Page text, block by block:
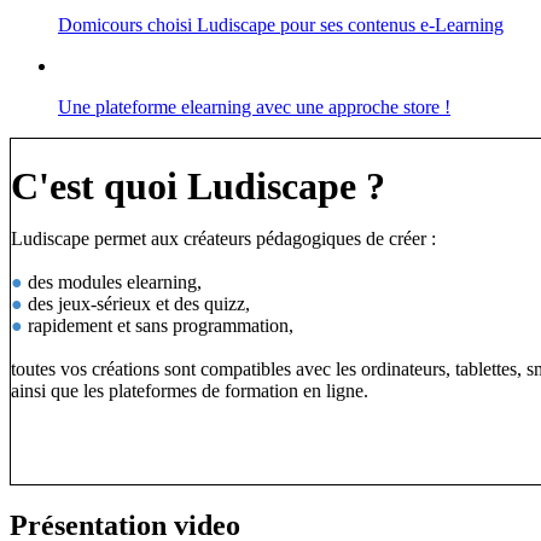
Domicours choisi Ludiscape pour ses contenus e-Learning
Une plateforme elearning avec une approche store !
C'est quoi Ludiscape ?
Ludiscape permet aux créateurs pédagogiques de créer :
● des modules elearning,
● des jeux-sérieux et des quizz,
● rapidement et sans programmation,
toutes vos créations sont compatibles avec les ordinateurs, tablettes,
ainsi que les plateformes de formation en ligne.
Présentation video